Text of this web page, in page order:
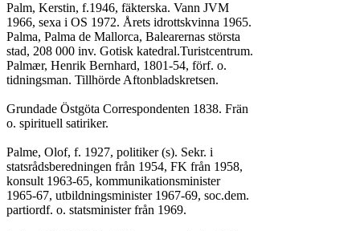
Palm, Kerstin, f.1946, fäkterska. Vann JVM
1966, sexa i OS 1972. Årets idrottskvinna 1965.
Palma, Palma de Mallorca, Balearernas största
stad, 208 000 inv. Gotisk katedral.Turistcentrum.
Palmær, Henrik Bernhard, 1801-54, förf. o.
tidningsman. Tillhörde Aftonbladskretsen.
Grundade Östgöta Correspondenten 1838. Frän
o. spirituell satiriker.
Palme, Olof, f. 1927, politiker (s). Sekr. i
statsrådsberedningen från 1954, FK från 1958,
konsult 1963-65, kommunikationsminister
1965-67, utbildningsminister 1967-69, soc.dem.
partiordf. o. statsminister från 1969.